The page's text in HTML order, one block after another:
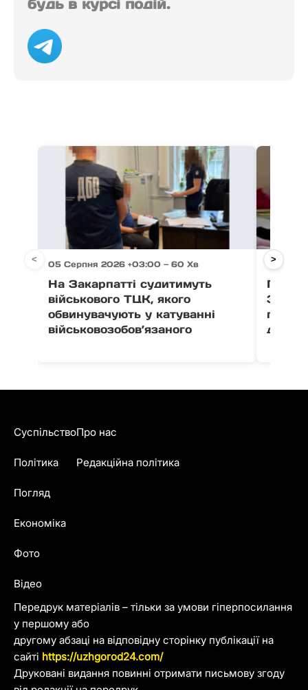
будь в курсі подій.
05 Серпня 2026 +03:00 — 60 Хв
На Закарпатті судитимуть
військового ТЦК, якого
обвинувачують у катуванні
військовозобов’язаного
05
Після
< >
Передрук матеріалів – тільки за умови гіперпосилання
у першому або
другому абзаці на відповідну сторінку публікації на
сайті https://uzhgorod24.com/
Друковані видання повинні отримати письмову згоду
Суспільство
Політика
Погляд
Економіка
Фото
Відео
Про нас
Редакційна політика